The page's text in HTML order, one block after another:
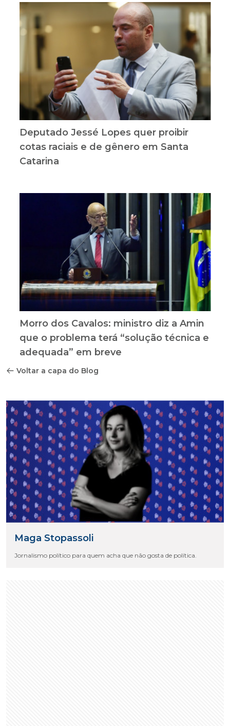
Deputado Jessé Lopes quer proibir
cotas raciais e de gênero em Santa
Catarina
Morro dos Cavalos: ministro diz a Amin
que o problema terá “solução técnica e
adequada” em breve
Voltar a capa do Blog
Maga Stopassoli
Jornalismo político para quem acha que não gosta de política.